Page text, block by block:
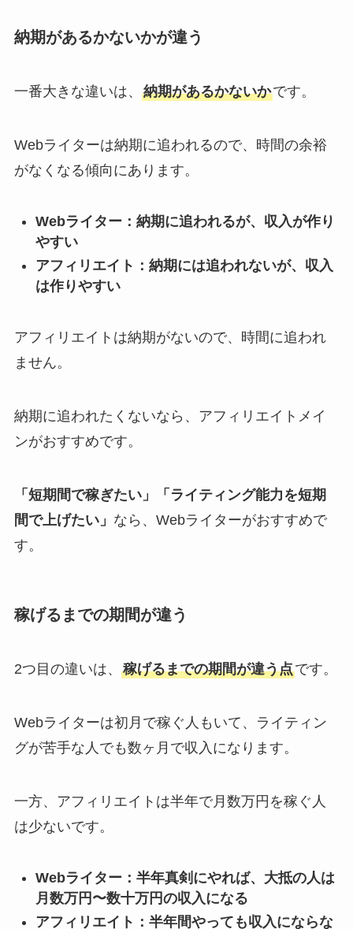
納期があるかないかが違う
一番大きな違いは、 納期があるかないかです。
Webライターは納期に追われるので、時間の余裕
がなくなる傾向にあります。
Webライター：納期に追われるが、収入が作り
やすい
アフィリエイト：納期には追われないが、収入
は作りやすい
アフィリエイトは納期がないので、時間に追われ
ません。
納期に追われたくないなら、アフィリエイトメイ
ンがおすすめです。
「短期間で稼ぎたい」「ライティング能力を短期
間で上げたい」 なら、Webライターがおすすめで
す。
稼げるまでの期間が違う
2つ目の違いは、 稼げるまでの期間が違う点です。
Webライターは初月で稼ぐ人もいて、ライティン
グが苦手な人でも数ヶ月で収入になります。
一方、アフィリエイトは半年で月数万円を稼ぐ人
は少ないです。
Webライター：半年真剣にやれば、大抵の人は
月数万円〜数十万円の収入になる
アフィリエイト：半年間やっても収入にならな